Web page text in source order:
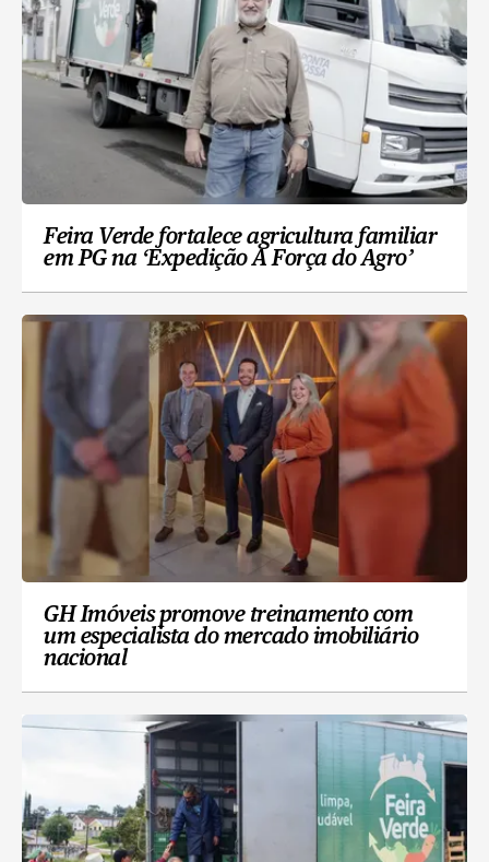
Feira Verde fortalece agricultura familiar
em PG na ‘Expedição A Força do Agro’
GH Imóveis promove treinamento com
um especialista do mercado imobiliário
nacional